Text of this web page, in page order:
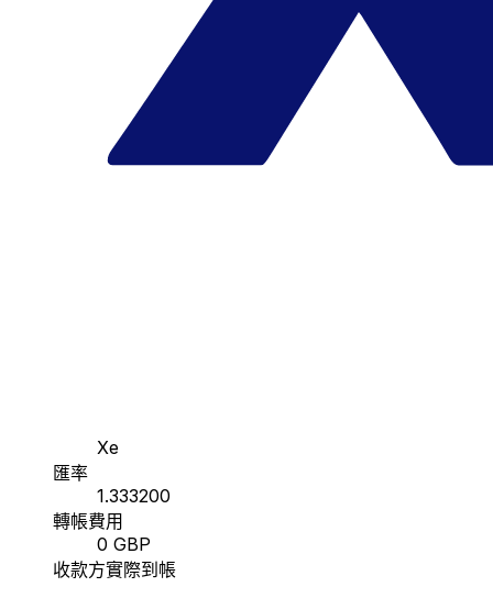
Xe
匯率
1.333200
轉帳費用
0 GBP
收款方實際到帳